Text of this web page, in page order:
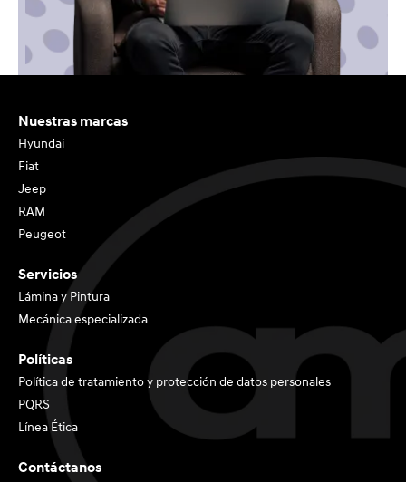
Nuestras marcas
Hyundai
Fiat
Jeep
RAM
Peugeot
Servicios
Lámina y Pintura
Mecánica especializada
Políticas
Política de tratamiento y protección de datos personales
PQRS
Línea Ética
Contáctanos